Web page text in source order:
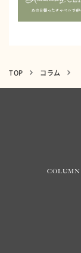
TOP コラム
COLUMN